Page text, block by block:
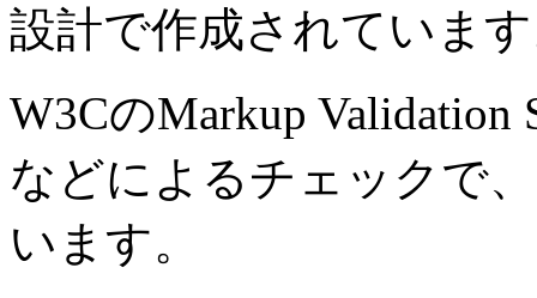
設計で作成されていま
W3CのMarkup Validation
などによるチェックで
います。